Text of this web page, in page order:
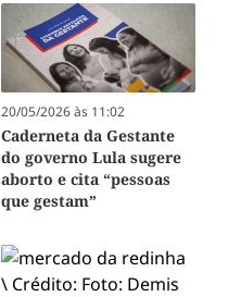
20/05/2026 às 11:02
Caderneta da Gestante
do governo Lula sugere
aborto e cita “pessoas
que gestam”